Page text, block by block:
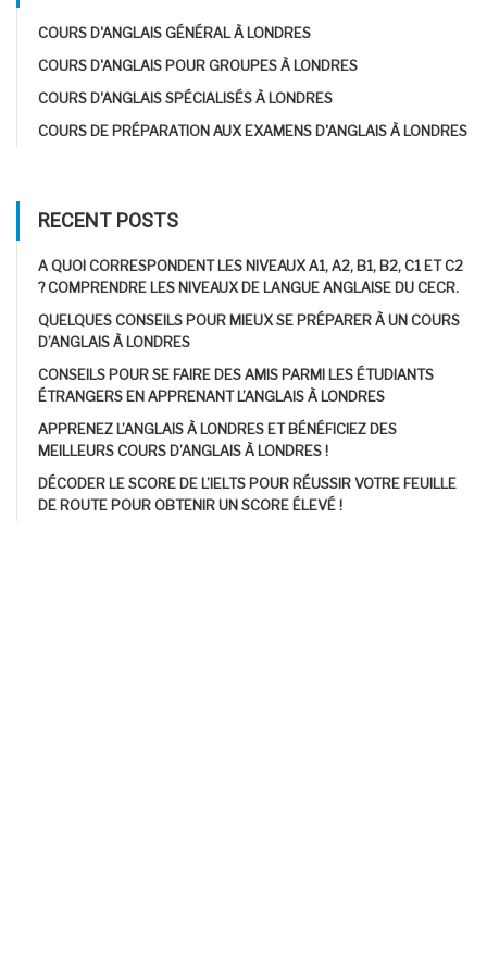
COURS D'ANGLAIS GÉNÉRAL À LONDRES
COURS D'ANGLAIS POUR GROUPES À LONDRES
COURS D'ANGLAIS SPÉCIALISÉS À LONDRES
COURS DE PRÉPARATION AUX EXAMENS D'ANGLAIS À LONDRES
RECENT POSTS
A QUOI CORRESPONDENT LES NIVEAUX A1, A2, B1, B2, C1 ET C2
? COMPRENDRE LES NIVEAUX DE LANGUE ANGLAISE DU CECR.
QUELQUES CONSEILS POUR MIEUX SE PRÉPARER À UN COURS
D’ANGLAIS À LONDRES
CONSEILS POUR SE FAIRE DES AMIS PARMI LES ÉTUDIANTS
ÉTRANGERS EN APPRENANT L’ANGLAIS À LONDRES
APPRENEZ L’ANGLAIS À LONDRES ET BÉNÉFICIEZ DES
MEILLEURS COURS D’ANGLAIS À LONDRES !
DÉCODER LE SCORE DE L’IELTS POUR RÉUSSIR VOTRE FEUILLE
DE ROUTE POUR OBTENIR UN SCORE ÉLEVÉ !